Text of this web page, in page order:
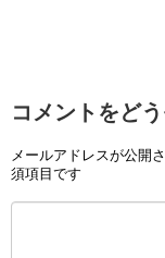
コメントをど
メールアドレスが公開
須項目です